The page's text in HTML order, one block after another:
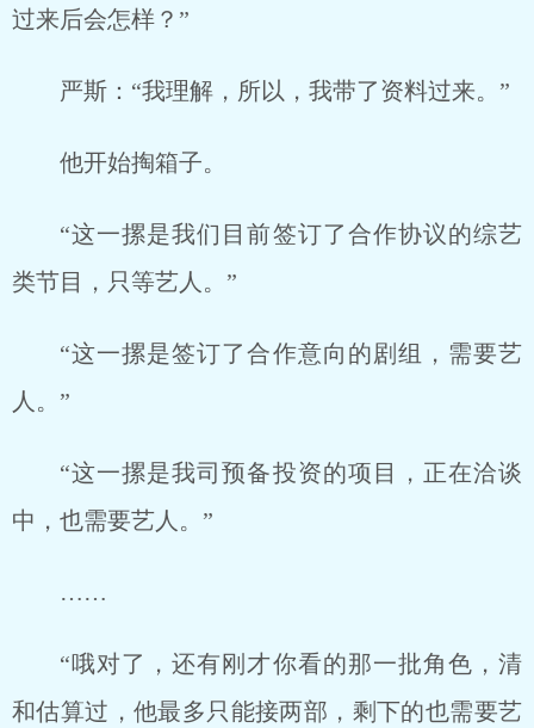
过来后会怎样？”
严斯：“我理解，所以，我带了资料过来。”
他开始掏箱子。
“这一摞是我们目前签订了合作协议的综艺
类节目，只等艺人。”
“这一摞是签订了合作意向的剧组，需要艺
人。”
“这一摞是我司预备投资的项目，正在洽谈
中，也需要艺人。”
……
“哦对了，还有刚才你看的那一批角色，清
和估算过，他最多只能接两部，剩下的也需要艺